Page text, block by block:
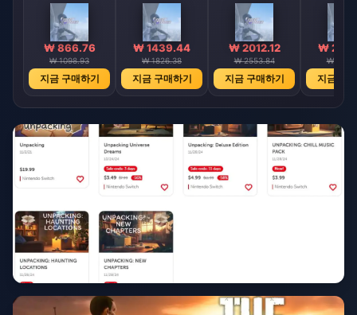
₩ 866.76
₩ 1098.93
지금 구매하기
₩ 1439.44
₩ 1826.38
지금 구매하기
₩ 2012.12
₩ 2553.84
지금 구매하기
₩
₩
지금 구